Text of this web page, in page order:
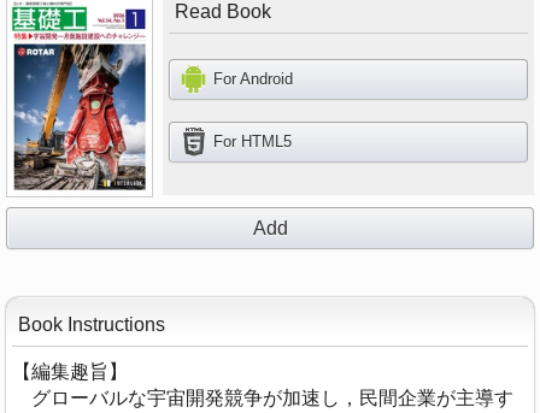
Read Book
For Android
For HTML5
Add
Book Instructions
【編集趣旨】
グローバルな宇宙開発競争が加速し，民間企業が主導す